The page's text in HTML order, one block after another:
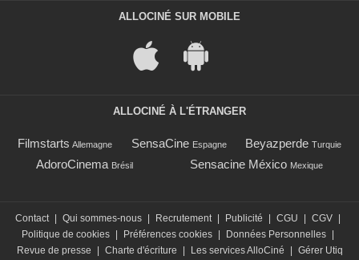
ALLOCINÉ SUR MOBILE
ALLOCINÉ À L'ÉTRANGER
Filmstarts Allemagne SensaCine Espagne Beyazperde Turquie
AdoroCinema Brésil Sensacine México Mexique
Contact | Qui sommes-nous | Recrutement | Publicité | CGU | CGV |
Politique de cookies | Préférences cookies | Données Personnelles |
Revue de presse
| Charte d'écriture | Les services AlloCiné | Gérer Utiq